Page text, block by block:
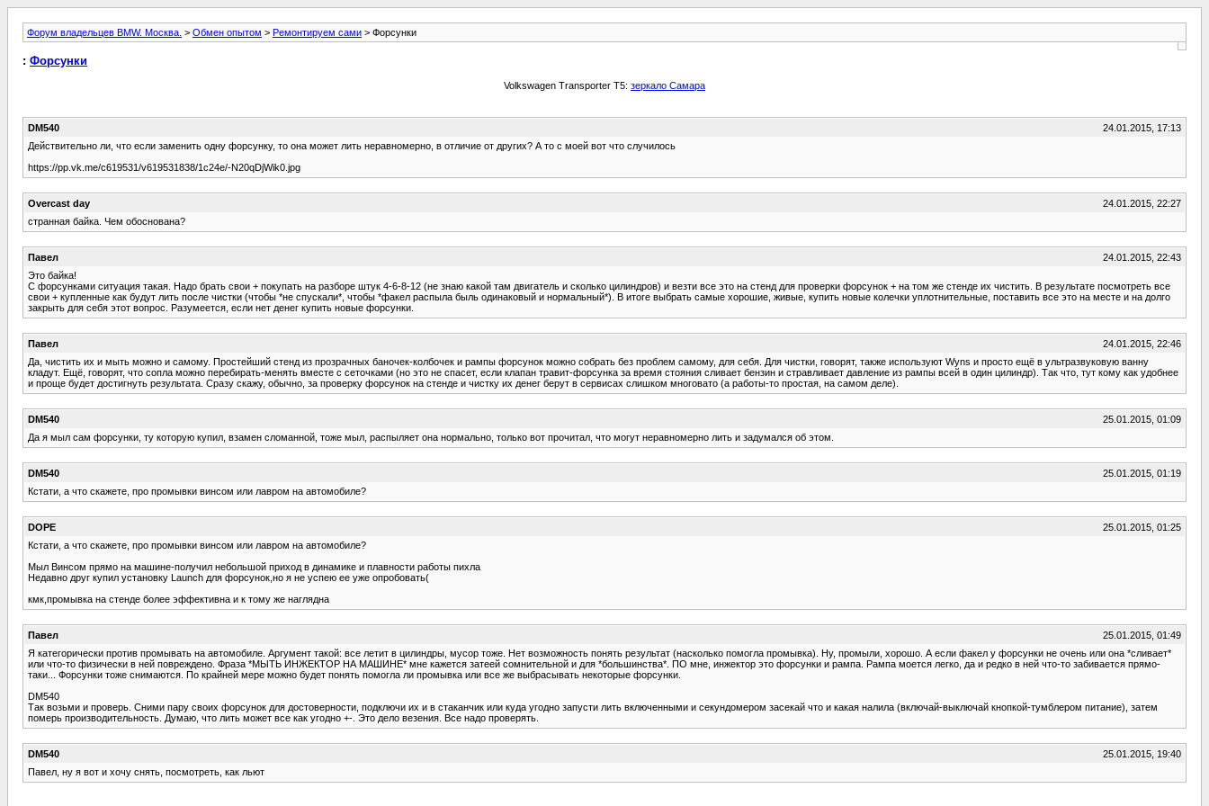
Форум владельцев BMW. Москва. > Обмен опытом > Ремонтируем сами > Форсунки
: Форсунки
Volkswagen Transporter T5: зеркало Самара
DM540
24.01.2015, 17:13
Действительно ли, что если заменить одну форсунку, то она может лить неравномерно, в отличие от других? А то с моей вот что случилось
https://pp.vk.me/c619531/v619531838/1c24e/-N20qDjWik0.jpg
Overcast day
24.01.2015, 22:27
странная байка. Чем обоснована?
Павел
24.01.2015, 22:43
Это байка!
С форсунками ситуация такая. Надо брать свои + покупать на разборе штук 4-6-8-12 (не знаю какой там двигатель и сколько цилиндров) и везти все это на стенд для проверки форсунок + на том же стенде их чистить. В результате посмотреть все
свои + купленные как будут лить после чистки (чтобы *не спускали*, чтобы *факел распыла быль одинаковый и нормальный*). В итоге выбрать самые хорошие, живые, купить новые колечки уплотнительные, поставить все это на месте и на долго
закрыть для себя этот вопрос. Разумеется, если нет денег купить новые форсунки.
Павел
24.01.2015, 22:46
Да, чистить их и мыть можно и самому. Простейший стенд из прозрачных баночек-колбочек и рампы форсунок можно собрать без проблем самому, для себя. Для чистки, говорят, также используют Wyns и просто ещё в ультразвуковую ванну
кладут. Ещё, говорят, что сопла можно перебирать-менять вместе с сеточками (но это не спасет, если клапан травит-форсунка за время стояния сливает бензин и стравливает давление из рампы всей в один цилиндр). Так что, тут кому как удобнее
и проще будет достигнуть результата. Сразу скажу, обычно, за проверку форсунок на стенде и чистку их денег берут в сервисах слишком многовато (а работы-то простая, на самом деле).
DM540
25.01.2015, 01:09
Да я мыл сам форсунки, ту которую купил, взамен сломанной, тоже мыл, распыляет она нормально, только вот прочитал, что могут неравномерно лить и задумался об этом.
DM540
25.01.2015, 01:19
Кстати, а что скажете, про промывки винсом или лавром на автомобиле?
DOPE
25.01.2015, 01:25
Кстати, а что скажете, про промывки винсом или лавром на автомобиле?
Мыл Винсом прямо на машине-получил небольшой приход в динамике и плавности работы пихла
Недавно друг купил установку Launch для форсунок,но я не успею ее уже опробовать(
кмк,промывка на стенде более эффективна и к тому же наглядна
Павел
25.01.2015, 01:49
Я категорически против промывать на автомобиле. Аргумент такой: все летит в цилиндры, мусор тоже. Нет возможность понять результат (насколько помогла промывка). Ну, промыли, хорошо. А если факел у форсунки не очень или она *сливает*
или что-то физически в ней повреждено. Фраза *МЫТЬ ИНЖЕКТОР НА МАШИНЕ* мне кажется затеей сомнительной и для *большинства*. ПО мне, инжектор это форсунки и рампа. Рампа моется легко, да и редко в ней что-то забивается прямо-
таки... Форсунки тоже снимаются. По крайней мере можно будет понять помогла ли промывка или все же выбрасывать некоторые форсунки.
DM540
Так возьми и проверь. Сними пару своих форсунок для достоверности, подключи их и в стаканчик или куда угодно запусти лить включенными и секундомером засекай что и какая налила (включай-выключай кнопкой-тумблером питание), затем
померь производительность. Думаю, что лить может все как угодно +-. Это дело везения. Все надо проверять.
DM540
25.01.2015, 19:40
Павел, ну я вот и хочу снять, посмотреть, как льют